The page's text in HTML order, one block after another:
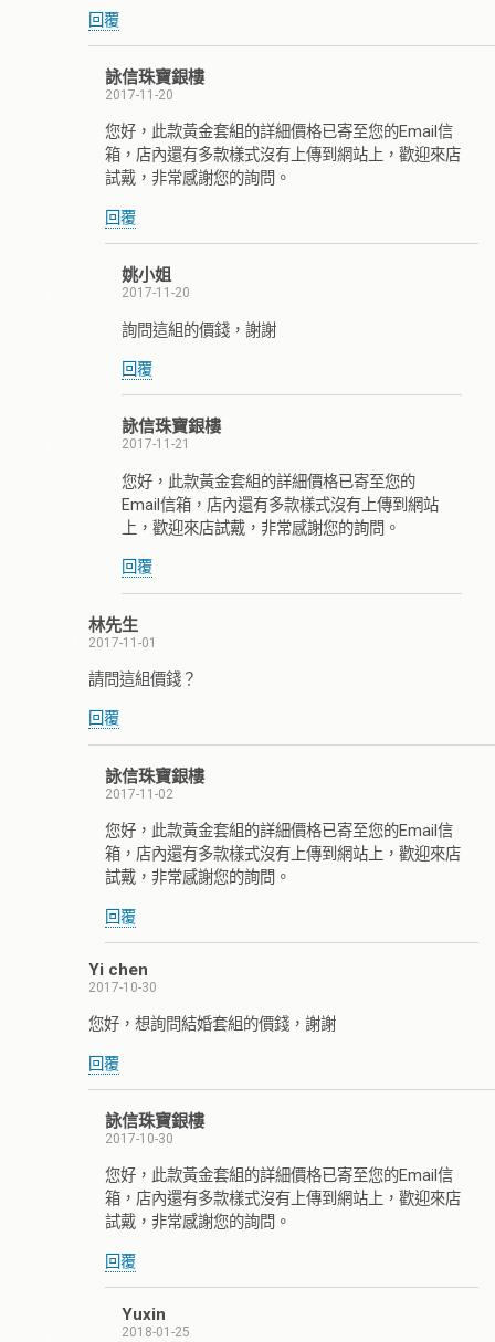
回覆
詠信珠寶銀樓
2017-11-20
您好，此款黃金套組的詳細價格已寄至您的Email信
箱，店內還有多款樣式沒有上傳到網站上，歡迎來店
試戴，非常感謝您的詢問。
回覆
姚小姐
2017-11-20
詢問這組的價錢，謝謝
回覆
詠信珠寶銀樓
2017-11-21
您好，此款黃金套組的詳細價格已寄至您的
Email信箱，店內還有多款樣式沒有上傳到網站
上，歡迎來店試戴，非常感謝您的詢問。
回覆
林先生
2017-11-01
請問這組價錢？
回覆
詠信珠寶銀樓
2017-11-02
您好，此款黃金套組的詳細價格已寄至您的Email信
箱，店內還有多款樣式沒有上傳到網站上，歡迎來店
試戴，非常感謝您的詢問。
回覆
Yi chen
2017-10-30
您好，想詢問結婚套組的價錢，謝謝
回覆
詠信珠寶銀樓
2017-10-30
您好，此款黃金套組的詳細價格已寄至您的Email信
箱，店內還有多款樣式沒有上傳到網站上，歡迎來店
試戴，非常感謝您的詢問。
回覆
Yuxin
2018-01-25